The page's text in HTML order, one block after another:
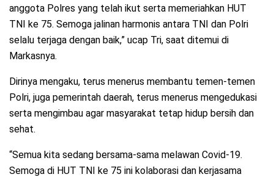
anggota Polres yang telah ikut serta memeriahkan HUT
TNI ke 75. Semoga jalinan harmonis antara TNI dan Polri
selalu terjaga dengan baik,” ucap Tri, saat ditemui di
Markasnya.
Dirinya mengaku, terus menerus membantu temen-temen
Polri, juga pemerintah daerah, terus menerus mengedukasi
serta mengimbau agar masyarakat tetap hidup bersih dan
sehat.
“Semua kita sedang bersama-sama melawan Covid-19.
Semoga di HUT TNI ke 75 ini kolaborasi dan kerjasama